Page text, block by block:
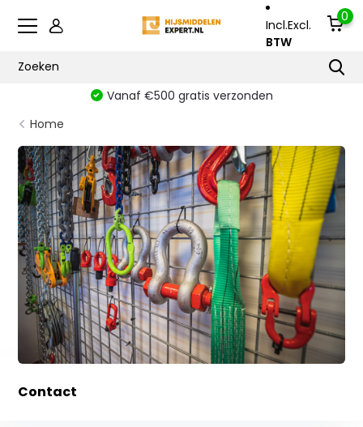
Incl.Excl.
BTW
0
Vanaf €500 gratis verzonden
Home
Contact